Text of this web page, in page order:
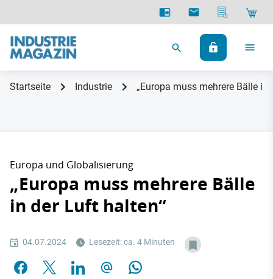
Startseite Industrie „Europa muss mehrere Bälle in
Europa und Globalisierung
„Europa muss mehrere Bälle
in der Luft halten“
04.07.2024 Lesezeit: ca. 4 Minuten